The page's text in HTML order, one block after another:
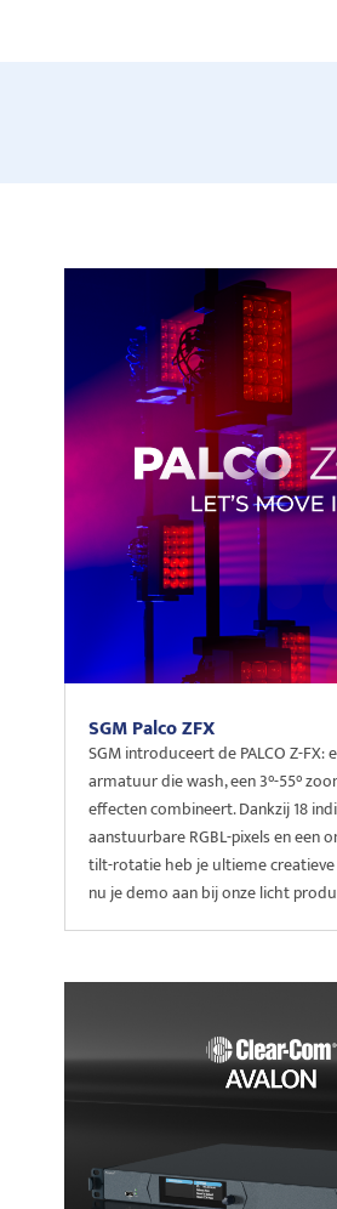
SGM Palco ZFX
SGM introduceert de PALCO Z-FX:
armatuur die wash, een 3°-55°
effecten combineert. Dankzij 18
aanstuurbare RGBL-pixels en een
tilt-rotatie heb je ultieme
nu je demo aan bij onze licht